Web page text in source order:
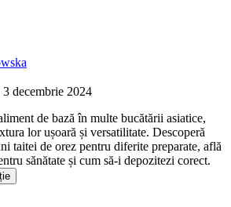
3 decembrie 2024
de bază în multe bucătării asiatice,
lor ușoară și versatilitate. Descoperă
taitei de orez pentru diferite preparate, află
sănătate și cum să-i depozitezi corect.